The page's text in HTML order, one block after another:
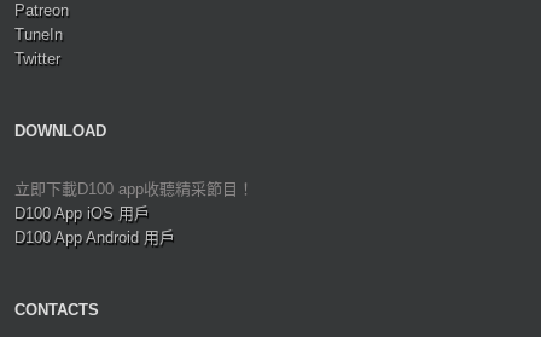
Patreon
TuneIn
Twitter
DOWNLOAD
立即下載D100 app收聽精采節目！
D100 App iOS 用戶
D100 App Android 用戶
CONTACTS